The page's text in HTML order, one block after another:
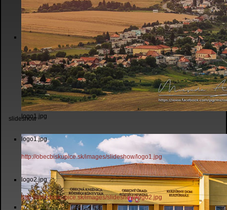
logo1.jpg
slideshow
logo1.jpg
http://obecbiskupice.sk/images/slideshow/logo1.jpg
logo2.jpg
http://obecbiskupice.sk/images/slideshow/logo2.jpg